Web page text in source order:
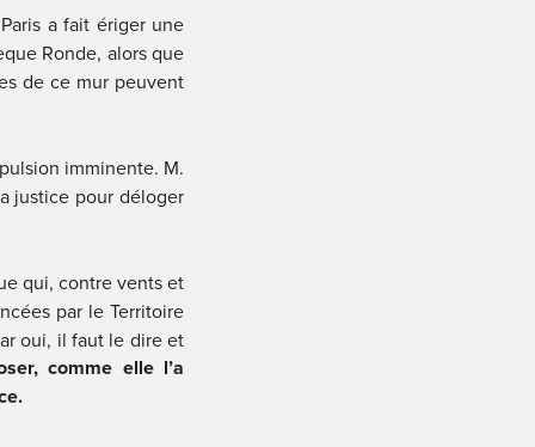
a fait ériger une
Ronde, alors que
de ce mur peuvent
imminente. M.
justice pour déloger
qui, contre vents et
par le Territoire
oui, il faut le dire et
comme elle l’a